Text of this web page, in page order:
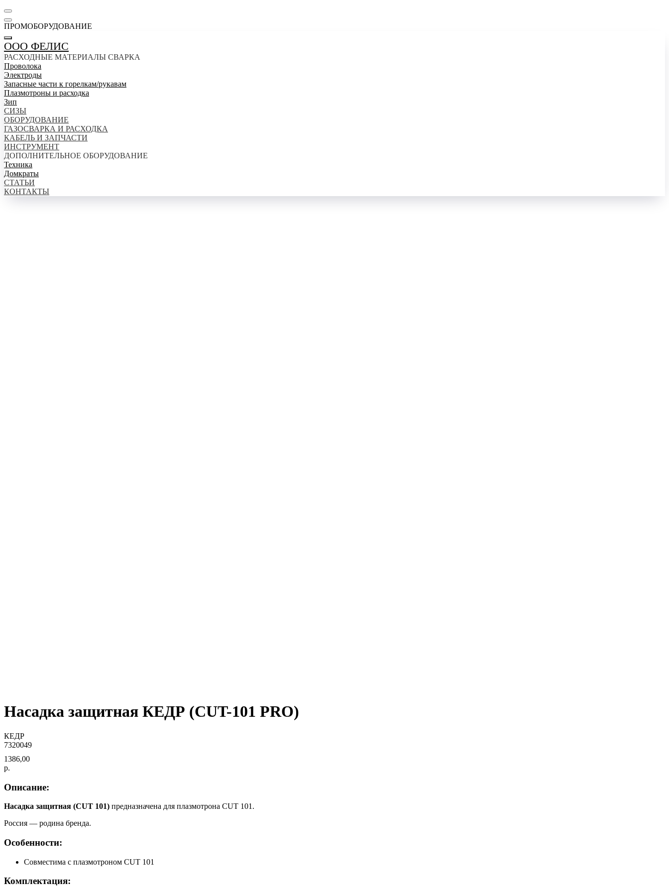
ПРОМОБОРУДОВАНИЕ
ООО ФЕЛИС
РАСХОДНЫЕ МАТЕРИАЛЫ СВАРКА
Проволока
Электроды
Запасные части к горелкам/рукавам
Плазмотроны и расходка
Зип
СИЗЫ
ОБОРУДОВАНИЕ
ГАЗОСВАРКА И РАСХОДКА
КАБЕЛЬ И ЗАПЧАСТИ
ИНСТРУМЕНТ
ДОПОЛНИТЕЛЬНОЕ ОБОРУДОВАНИЕ
Техника
Домкраты
СТАТЬИ
КОНТАКТЫ
Насадка защитная КЕДР (CUT-101 PRO)
КЕДР
7320049
1386,00
р.
Описание:
Насадка защитная (CUT 101) предназначена для плазмотрона CUT 101.
Россия — родина бренда.
Особенности:
Совместима с плазмотроном CUT 101
Комплектация: